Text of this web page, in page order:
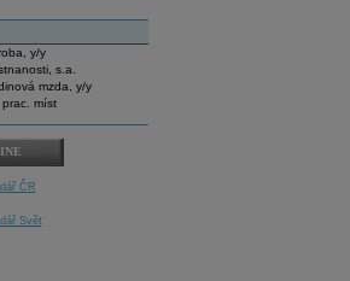
y/y
s.a.
mzda, y/y
míst
ČR
Svět